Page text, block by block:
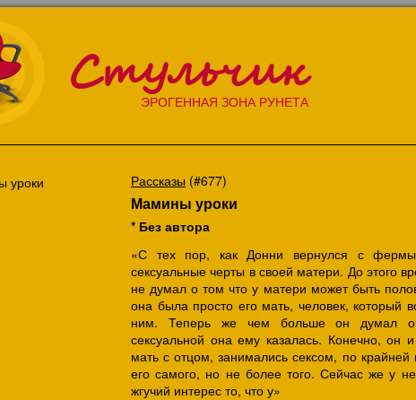
Стульчик
ЭРОГЕННАЯ ЗОНА РУНЕТА
Рассказы (#677)
Мамины уроки
* Без автора
«С тех пор, как Донни вернулся с
сексуальные черты в своей матери. До этого
не думал о том что у матери может быть
она была просто его мать, человек, который
ним. Теперь же чем больше он думал
сексуальной она ему казалась. Конечно, он
мать с отцом, занимались сексом, по крайней
его самого, но не более того. Сейчас же у
жгучий интерес то, что у»